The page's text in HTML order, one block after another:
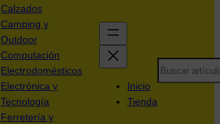
Calzados
Camping y
Outdoor
Computación
Electrodomésticos
Electrónica y
Tecnología
Ferretería y
Inicio
Tienda
Search